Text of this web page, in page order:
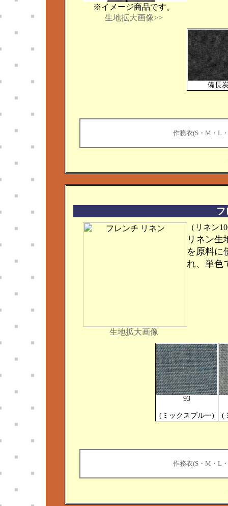
※イメージ商品です。
生地拡大画像>>
備長
作務衣(S・M・L
生地拡大画像
（リネン
リネン生
を原料に
れ、単色
93
(ミックスブルー) (
作務衣(S・M・L